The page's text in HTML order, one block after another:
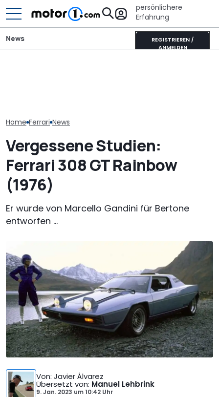
persönlichere
Erfahrung
REGISTRIEREN /
ANMELDEN
News
Home Ferrari News
Vergessene Studien:
Ferrari 308 GT Rainbow
(1976)
Er wurde von Marcello Gandini für Bertone
entworfen ...
Von: Javier Álvarez
Übersetzt von: Manuel Lehbrink
9. Jan. 2023 um10:42 Uhr